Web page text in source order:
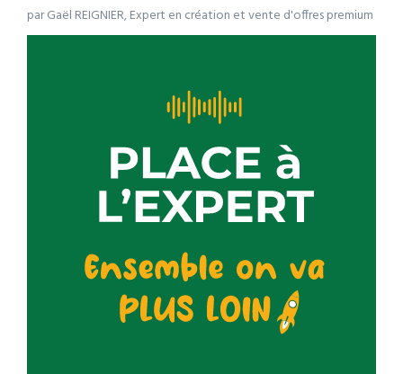
par Gaël REIGNIER, Expert en création et vente d'offres premium